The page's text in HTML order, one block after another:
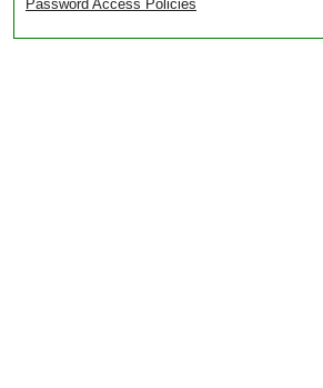
Password Access Policies